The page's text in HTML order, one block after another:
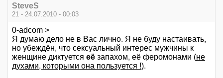
SteveS
21 - 24.07.2010 - 00:03
0-adcom >
Я думаю дело не в Вас лично. Я не буду настаивать,
но убеждён, что сексуальный интерес мужчины к
женщине диктуется её запахом, её феромонами (не
духами, которыми она пользуется !).